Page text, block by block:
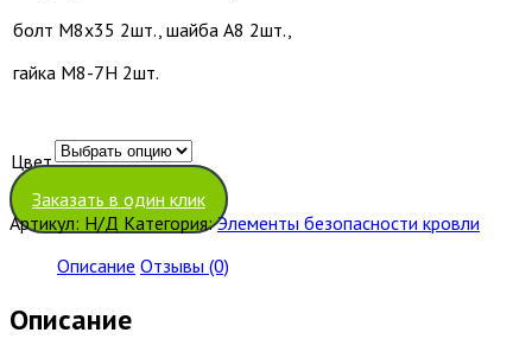
болт М8х35 2шт., шайба А8 2шт.,
гайка М8-7Н 2шт.
Цвет
Очистить
Заказать в один клик
Артикул: Н/Д Категория:Элементы безопасности кровли
Описание Отзывы (0)
Описание